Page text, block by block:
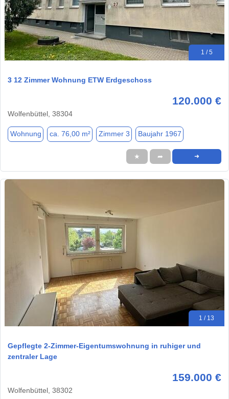
1 / 5
3 12 Zimmer Wohnung ETW Erdgeschoss
120.000 €
Wolfenbüttel, 38304
Wohnung ca. 76,00 m² Zimmer 3 Baujahr 1967
★ ➦ ➜
1 / 13
Gepflegte 2-Zimmer-Eigentumswohnung in ruhiger und
zentraler Lage
159.000 €
Wolfenbüttel, 38302